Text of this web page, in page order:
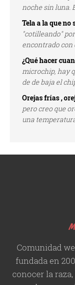
noche sin luna.
Tela a la que no
"cotilleando"
encontrado con
¿Qué hacer
microchip, hay
de de baja el
Orejas frías ,
pero creo que
una
Comunidad
fundada en
conocer la